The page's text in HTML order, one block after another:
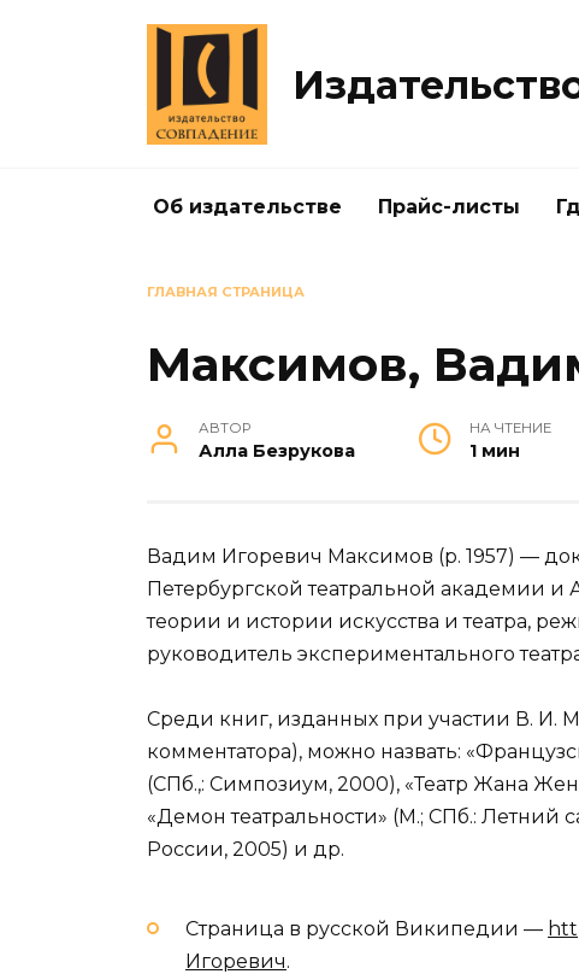
Об издательстве Прайс-листы
ГЛАВНАЯ СТРАНИЦА
Максимов,
АВТОР
Алла Безрукова
НА ЧТЕНИЕ
1 мин
Вадим Игоревич Максимов (р. 1957) —
Петербургской театральной академии и
теории и истории искусства и театра,
руководитель экспериментального
Среди книг, изданных при участии В. И.
комментатора), можно назвать:
(СПб.,: Симпозиум, 2000), «Театр Жана
«Демон театральности» (М.; СПб.: Летний
России, 2005) и др.
Страница в русской Википедии —
Игоревич.